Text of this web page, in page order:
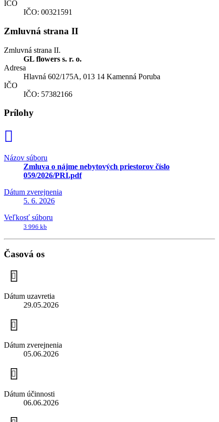
IČO
IČO: 00321591
Zmluvná strana II
Zmluvná strana II.
GL flowers s. r. o.
Adresa
Hlavná 602/175A, 013 14 Kamenná Poruba
IČO
IČO: 57382166
Prílohy
Názov súboru
Zmluva o nájme nebytových priestorov číslo
059/2026/PRI.pdf
Dátum zverejnenia
5. 6. 2026
Veľkosť súboru
3 996 kb
Časová os
Dátum uzavretia
29.05.2026
Dátum zverejnenia
05.06.2026
Dátum účinnosti
06.06.2026